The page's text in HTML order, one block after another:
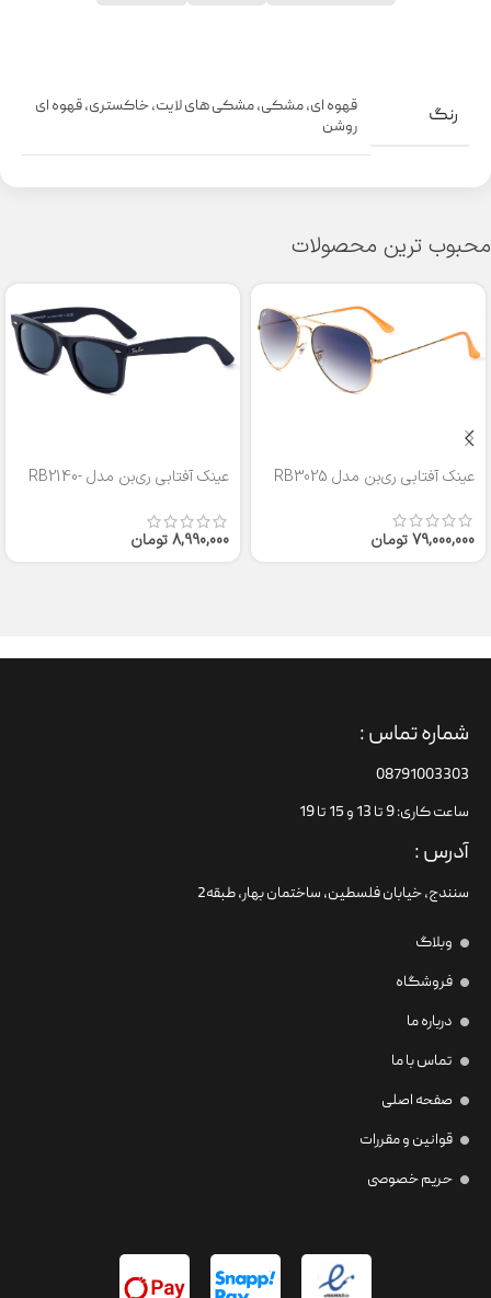
رنگ قهوه ای,مشکی,مشکی های لایت,خاکستری,قهوه ای
روشن
محبوب ترین محصولات
عینک آفتابی ری‌بن مدل RB3025
79,000,000تومان
عینک آفتابی ری‌بن مدل RB2140-
8,990,000تومان
شماره تماس :
08791003303
ساعت کاری: 9 تا 13 و 15 تا 19
آدرس :
سنندج، خیابان فلسطین،‌ ساختمان بهار، طبقه2
وبلاگ
فروشگاه
درباره ما
تماس با ما
صفحه اصلی
قوانین و مقررات
حریم خصوصی